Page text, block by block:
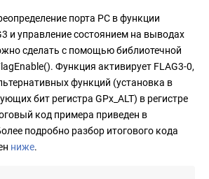
порта PC в функции
и управление состоянием на выводах
сделать с помощью библиотечной
Функция активирует FLAG3-0,
функций (установка в
бит регистра GPx_ALT) в регистре
код примера приведен в
подробно разбор итогового кода
ниже.